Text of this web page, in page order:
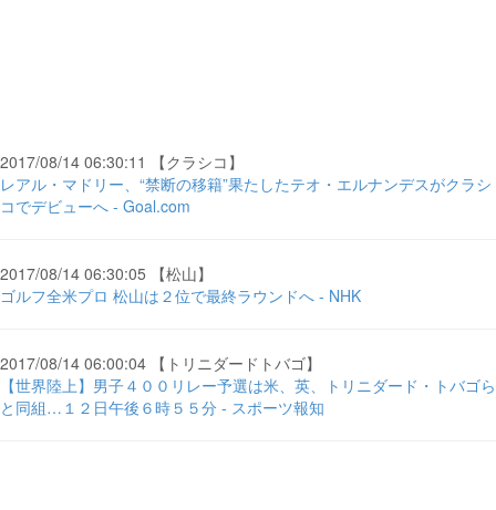
2017/08/14 06:30:11 【クラシコ】
レアル・マドリー、“禁断の移籍”果たしたテオ・エルナンデスがクラシ
コでデビューへ - Goal.com
2017/08/14 06:30:05 【松山】
ゴルフ全米プロ 松山は２位で最終ラウンドへ - NHK
2017/08/14 06:00:04 【トリニダードトバゴ】
【世界陸上】男子４００リレー予選は米、英、トリニダード・トバゴら
と同組…１２日午後６時５５分 - スポーツ報知